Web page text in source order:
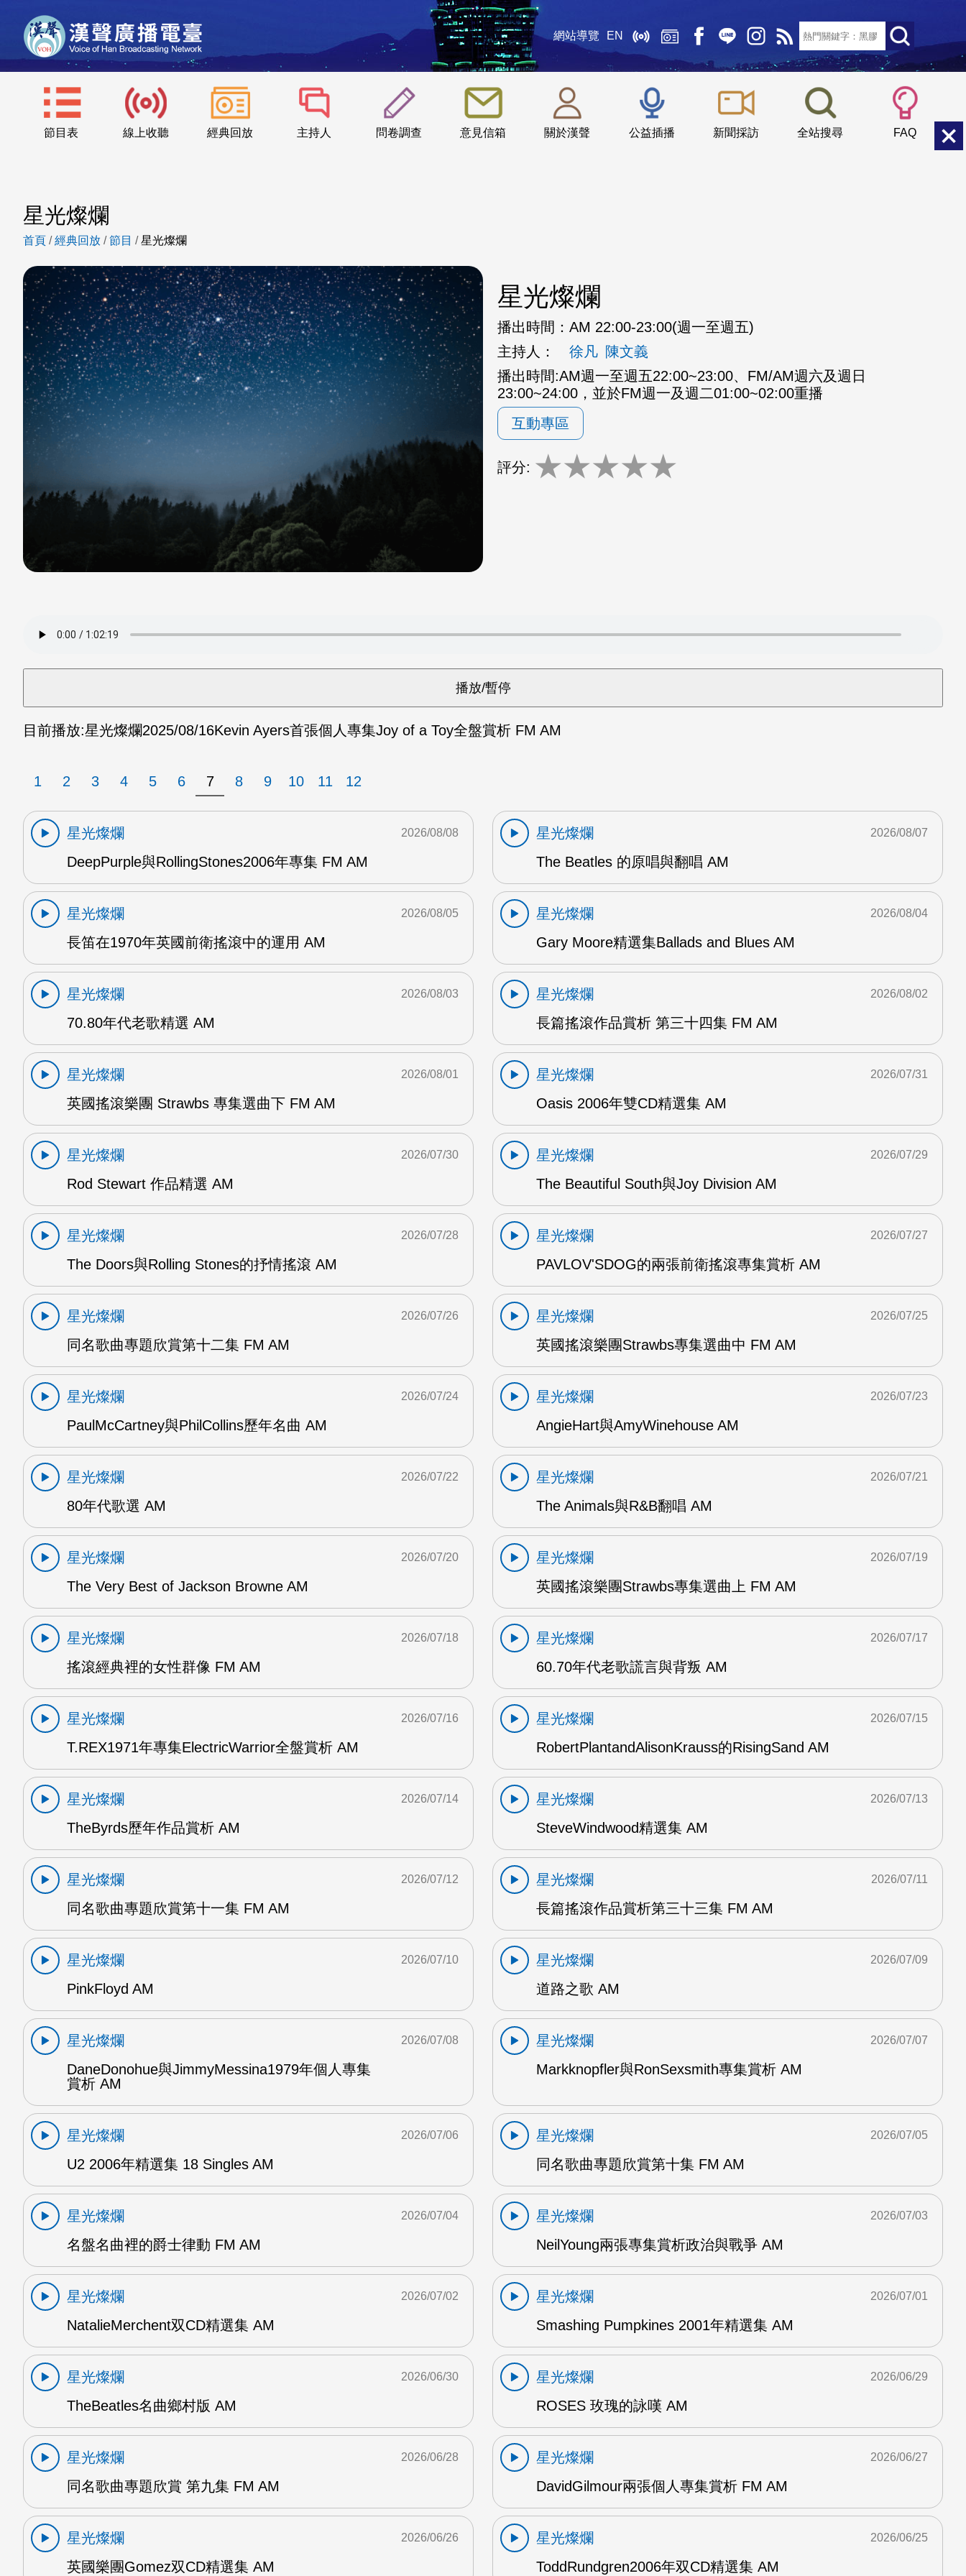
網站導覽 EN
節目表 線上收聽 經典回放 主持人 問卷調查 意見信箱 關於漢聲 公益插播 新聞採訪 全站搜尋 FAQ
::: 小 中
星光燦爛
首頁 /經典回放 /節目 /星光燦爛
星光燦爛
播出時間： AM 22:00-23:00(週一至週五)
主持人：
徐凡 陳文義
播出時間:AM週一至週五22:00~23:00、FM/AM週六及週日
23:00~24:00，並於FM週一及週二01:00~02:00重播
互動專區
評分: ★★★★★
目前播放:星光燦爛2025/08/16Kevin Ayers首張個人專集Joy of a Toy全盤賞析 FM AM
1 2 3 4 5 6 7 8 9 10 11 12
星光燦爛
DeepPurple與RollingStones2006年專集 FM AM
2026/08/08
星光燦爛
The Beatles 的原唱與翻唱 AM
2026/08/07
星光燦爛
長笛在1970年英國前衛搖滾中的運用 AM
2026/08/05
星光燦爛
Gary Moore精選集Ballads and Blues AM
2026/08/04
星光燦爛
70.80年代老歌精選 AM
2026/08/03
星光燦爛
長篇搖滾作品賞析 第三十四集 FM AM
2026/08/02
星光燦爛
英國搖滾樂團 Strawbs 專集選曲下 FM AM
2026/08/01
星光燦爛
Oasis 2006年雙CD精選集 AM
2026/07/31
星光燦爛
Rod Stewart 作品精選 AM
2026/07/30
星光燦爛
The Beautiful South與Joy Division AM
2026/07/29
星光燦爛
The Doors與Rolling Stones的抒情搖滾 AM
2026/07/28
星光燦爛
PAVLOV'SDOG的兩張前衛搖滾專集賞析 AM
2026/07/27
星光燦爛
同名歌曲專題欣賞第十二集 FM AM
2026/07/26
星光燦爛
英國搖滾樂團Strawbs專集選曲中 FM AM
2026/07/25
星光燦爛
PaulMcCartney與PhilCollins歷年名曲 AM
2026/07/24
星光燦爛
AngieHart與AmyWinehouse AM
2026/07/23
星光燦爛
80年代歌選 AM
2026/07/22
星光燦爛
The Animals與R&B翻唱 AM
2026/07/21
星光燦爛
The Very Best of Jackson Browne AM
2026/07/20
星光燦爛
英國搖滾樂團Strawbs專集選曲上 FM AM
2026/07/19
星光燦爛
搖滾經典裡的女性群像 FM AM
2026/07/18
星光燦爛
60.70年代老歌謊言與背叛 AM
2026/07/17
星光燦爛
T.REX1971年專集ElectricWarrior全盤賞析 AM
2026/07/16
星光燦爛
RobertPlantandAlisonKrauss的RisingSand AM
2026/07/15
星光燦爛
TheByrds歷年作品賞析 AM
2026/07/14
星光燦爛
SteveWindwood精選集 AM
2026/07/13
星光燦爛
同名歌曲專題欣賞第十一集 FM AM
2026/07/12
星光燦爛
長篇搖滾作品賞析第三十三集 FM AM
2026/07/11
星光燦爛
PinkFloyd AM
2026/07/10
星光燦爛
道路之歌 AM
2026/07/09
星光燦爛
DaneDonohue與JimmyMessina1979年個人專集
賞析 AM
2026/07/08
星光燦爛
Markknopfler與RonSexsmith專集賞析 AM
2026/07/07
星光燦爛
U2 2006年精選集 18 Singles AM
2026/07/06
星光燦爛
同名歌曲專題欣賞第十集 FM AM
2026/07/05
星光燦爛
名盤名曲裡的爵士律動 FM AM
2026/07/04
星光燦爛
NeilYoung兩張專集賞析政治與戰爭 AM
2026/07/03
星光燦爛
NatalieMerchent双CD精選集 AM
2026/07/02
星光燦爛
Smashing Pumpkines 2001年精選集 AM
2026/07/01
星光燦爛
TheBeatles名曲鄉村版 AM
2026/06/30
星光燦爛
ROSES 玫瑰的詠嘆 AM
2026/06/29
星光燦爛
同名歌曲專題欣賞 第九集 FM AM
2026/06/28
星光燦爛
DavidGilmour兩張個人專集賞析 FM AM
2026/06/27
星光燦爛
英國樂團Gomez双CD精選集 AM
2026/06/26
星光燦爛
ToddRundgren2006年双CD精選集 AM
2026/06/25